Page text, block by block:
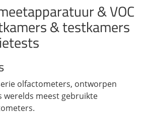
& VOC
& testkamers
olfactometers, ontworpen
werelds meest gebruikte